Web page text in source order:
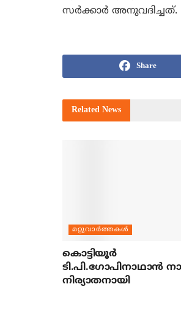
സര്‍ക്കാര്‍ അനുവദിച്ചത്.
Share
Related News
മറ്റുവാര്‍ത്തകള്‍
കൊട്ടിയൂര്‍
ടി.പി.ഗോപിനാഥാന്‍
നിര്യാതനായി